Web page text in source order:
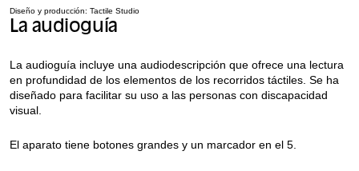
Diseño y producción: Tactile Studio
La audioguía
La audioguía incluye una audiodescripción que ofrece una lectura
en profundidad de los elementos de los recorridos táctiles. Se ha
diseñado para facilitar su uso a las personas con discapacidad
visual.
El aparato tiene botones grandes y un marcador en el 5.